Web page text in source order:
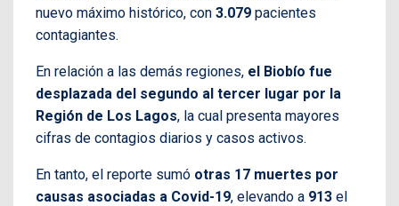
nuevo máximo histórico, con 3.079 pacientes
contagiantes.
En relación a las demás regiones, el Biobío fue
desplazada del segundo al tercer lugar por la
Región de Los Lagos, la cual presenta mayores
cifras de contagios diarios y casos activos.
En tanto, el reporte sumó otras 17 muertes por
causas asociadas a Covid-19, elevando a 913 el